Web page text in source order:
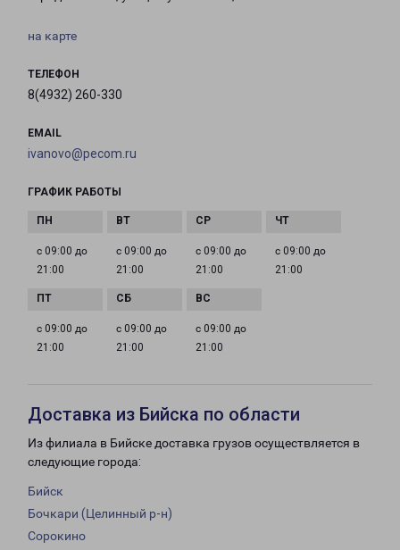
на карте
ТЕЛЕФОН
8(4932) 260-330
EMAIL
ivanovo@pecom.ru
ГРАФИК РАБОТЫ
с 09:00 до
21:00
с 09:00 до
21:00
с 09:00 до
21:00
с 09:00 до
21:00
с 09:00 до
21:00
с 09:00 до
21:00
с 09:00 до
21:00
Доставка из Бийска по области
Из филиала в Бийске доставка грузов осуществляется в
следующие города:
Бийск
Бочкари (Целинный р-н)
Сорокино